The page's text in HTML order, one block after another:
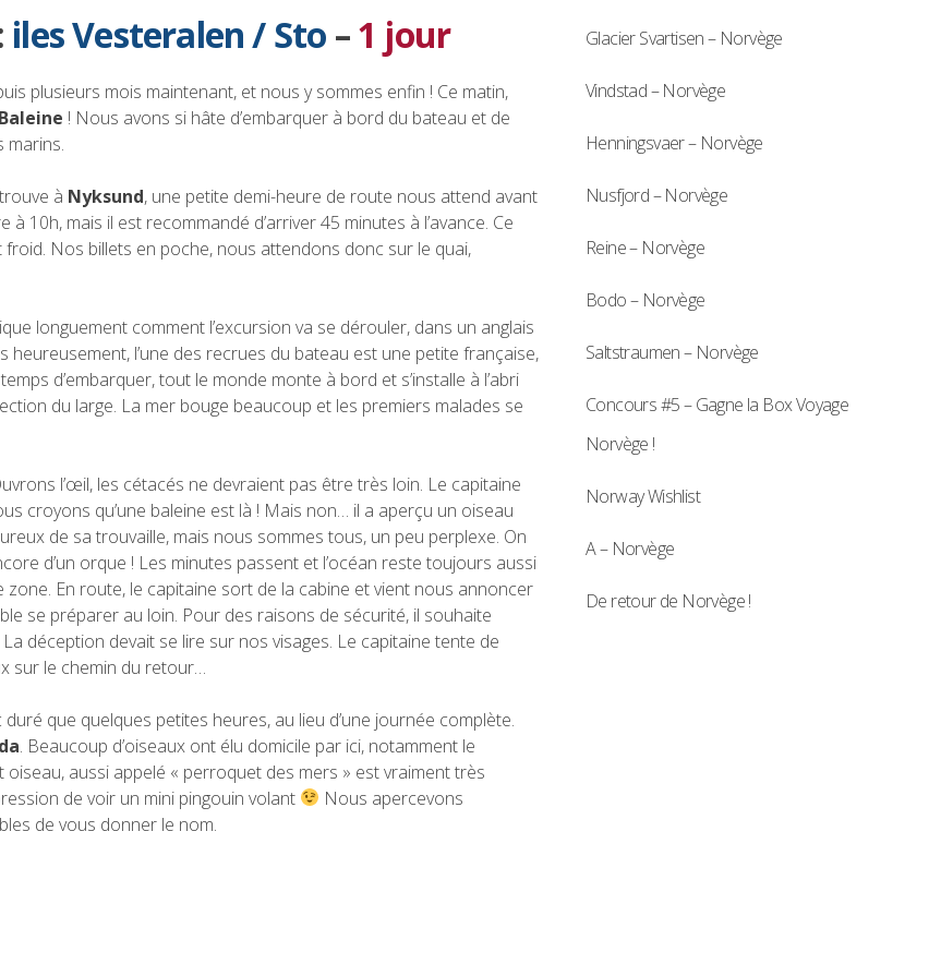
iles Vesteralen / Sto –1 jour
plusieurs mois maintenant, et nous y sommes enfin ! Ce matin,
! Nous avons si hâte d’embarquer à bord du bateau et de
marins.
à Nyksund, une petite demi-heure de route nous attend avant
10h, mais il est recommandé d’arriver 45 minutes à l’avance. Ce
froid. Nos billets en poche, nous attendons donc sur le quai,
longuement comment l’excursion va se dérouler, dans un anglais
heureusement, l’une des recrues du bateau est une petite française,
d’embarquer, tout le monde monte à bord et s’installe à l’abri
du large. La mer bouge beaucoup et les premiers malades se
l’œil, les cétacés ne devraient pas être très loin. Le capitaine
croyons qu’une baleine est là ! Mais non… il a aperçu un oiseau
de sa trouvaille, mais nous sommes tous, un peu perplexe. On
d’un orque ! Les minutes passent et l’océan reste toujours aussi
En route, le capitaine sort de la cabine et vient nous annoncer
se préparer au loin. Pour des raisons de sécurité, il souhaite
déception devait se lire sur nos visages. Le capitaine tente de
sur le chemin du retour…
que quelques petites heures, au lieu d’une journée complète.
. Beaucoup d’oiseaux ont élu domicile par ici, notamment le
oiseau, aussi appelé « perroquet des mers » est vraiment très
de voir un mini pingouin volant
Nous apercevons
de vous donner le nom.
Glacier Svartisen – Norvège
Vindstad – Norvège
Henningsvaer – Norvège
Nusfjord – Norvège
Reine – Norvège
Bodo – Norvège
Saltstraumen – Norvège
Concours #5 – Gagne la Box Voyage
Norvège !
Norway Wishlist
A – Norvège
De retour de Norvège !